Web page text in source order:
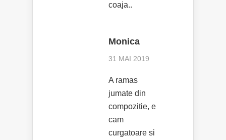
coaja..
Monica
31 MAI 2019
A ramas
jumate din
compozitie, e
cam
curgatoare si